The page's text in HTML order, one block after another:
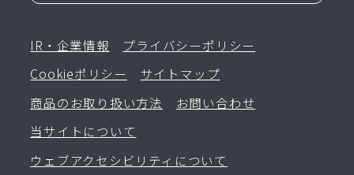
IR・企業情報
プライバシーポリシー
Cookieポリシー
サイトマップ
商品のお取り扱い方法
お問い合わせ
当サイトについて
ウェブアクセシビリティについて